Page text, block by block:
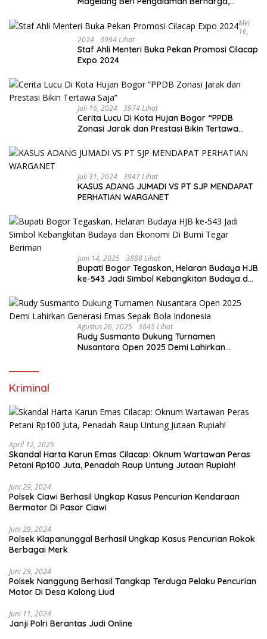
Mei
16,
2024 3994 Lihat
Staf Ahli Menteri Buka Pekan Promosi Cilacap
Expo 2024
Juli 16, 2024 3974 Lihat
Cerita Lucu Di Kota Hujan Bogor “PPDB
Zonasi Jarak dan Prestasi Bikin Tertawa
Juli 31, 2024 3947 Lihat
KASUS ADANG JUMADI VS PT SJP MENDAPAT
PERHATIAN WARGANET
Juni 14, 2025 3888 Lihat
Bupati Bogor Tegaskan, Helaran Budaya HJB
ke-543 Jadi Simbol Kebangkitan Budaya dan
Agustus 26, 2025 3845 Lihat
Rudy Susmanto Dukung Turnamen
Nusantara Open 2025 Demi Lahirkan
Kriminal
April 12, 2025
Skandal Harta Karun Emas Cilacap: Oknum Wartawan Peras
Petani Rp100 Juta, Penadah Raup Untung Jutaan Rupiah!
Juni 29, 2024
Polsek Ciawi Berhasil Ungkap Kasus Pencurian Kendaraan
Bermotor Di Pasar Ciawi
Juni 29, 2024
Polsek Klapanunggal Berhasil Ungkap Kasus Pencurian Rokok
Berbagai Merk
Juni 29, 2024
Polsek Nanggung Berhasil Tangkap Terduga Pelaku Pencurian
Motor Di Desa Kalong Liud
Juni 11, 2024
Janji Polri Berantas Judi Online